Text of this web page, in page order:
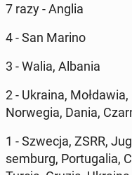
7 razy - Anglia
4 - San Marino
3 - Walia, Albania
2 - Ukraina,
Nor­we­gia, Dania,
1 - Szwecja, ZSRR,
sem­burg, Por­tu­ga­lia,